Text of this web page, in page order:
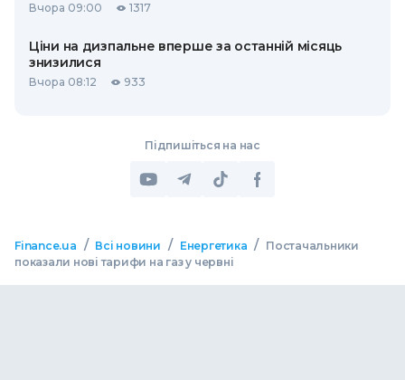
Вчора 09:00 1317
Ціни на дизпальне вперше за останній місяць
знизилися
Вчора 08:12 933
Підпишіться на нас
Finance.ua / Всі новини / Енергетика / Постачальники
показали нові тарифи на газ у червні